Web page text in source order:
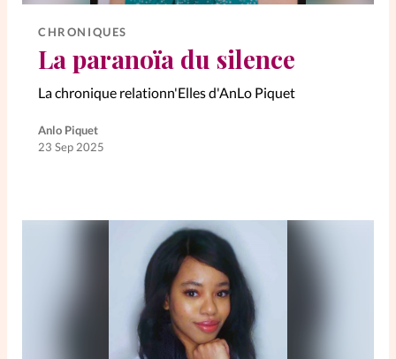
Lifestyle
PersonnElles
RelationnElles
Si(x) simple de...
SpirituElles
Vive la famille
CHRONIQUES
La paranoïa du silence
La chronique relationn'Elles d'AnLo Piquet
Anlo Piquet
23 Sep 2025